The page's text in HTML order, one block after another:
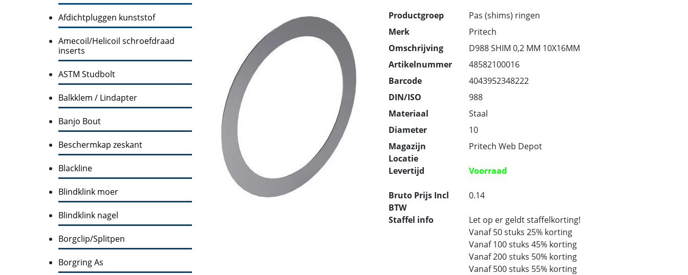
Afdichtpluggen kunststof
Amecoil/Helicoil schroefdraad
inserts
ASTM Studbolt
Balkklem / Lindapter
Banjo Bout
Beschermkap zeskant
Blackline
Blindklink moer
Blindklink nagel
Borgclip/Splitpen
Borgring As
Productgroep
Pas (shims) ringen
Merk
Pritech
Omschrijving
D988 SHIM 0,2 MM 10X16MM
Artikelnummer
48582100016
Barcode
4043952348222
DIN/ISO
988
Materiaal
Staal
Diameter
10
Magazijn
Locatie
Pritech Web Depot
Levertijd Voorraad
Bruto Prijs Incl
BTW
0.14
Staffel info
Let op er geldt staffelkorting!
Vanaf 50 stuks 25% korting
Vanaf 100 stuks 45% korting
Vanaf 200 stuks 50% korting
Vanaf 500 stuks 55% korting